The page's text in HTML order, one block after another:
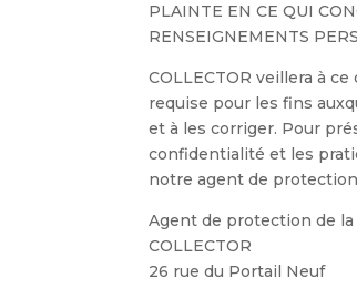
PLAINTE EN CE QUI
RENSEIGNEMENTS
COLLECTOR veillera à
requise pour les fins
et à les corriger. Pour
confidentialité et les
notre agent de protection
Agent de protection de
COLLECTOR
26 rue du Portail Neuf